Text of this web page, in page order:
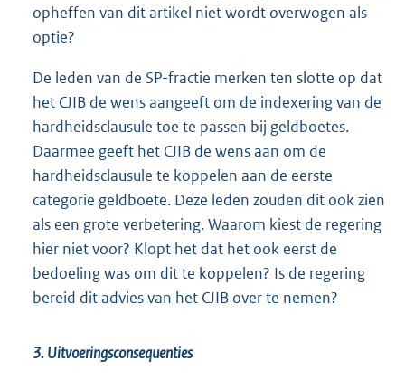
opheffen van dit artikel niet wordt overwogen als
optie?
De leden van de SP-fractie merken ten slotte op dat
het CJIB de wens aangeeft om de indexering van de
hardheidsclausule toe te passen bij geldboetes.
Daarmee geeft het CJIB de wens aan om de
hardheidsclausule te koppelen aan de eerste
categorie geldboete. Deze leden zouden dit ook zien
als een grote verbetering. Waarom kiest de regering
hier niet voor? Klopt het dat het ook eerst de
bedoeling was om dit te koppelen? Is de regering
bereid dit advies van het CJIB over te nemen?
3. Uitvoeringsconsequenties